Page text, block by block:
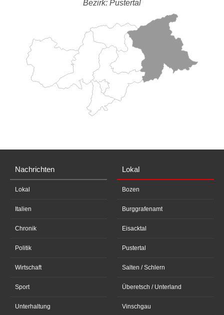
Bezirk: Pustertal
Nachrichten
Lokal
Italien
Chronik
Politik
Wirtschaft
Sport
Unterhaltung
Lokal
Bozen
Burggrafenamt
Eisacktal
Pustertal
Salten / Schlern
Überetsch / Unterland
Vinschgau